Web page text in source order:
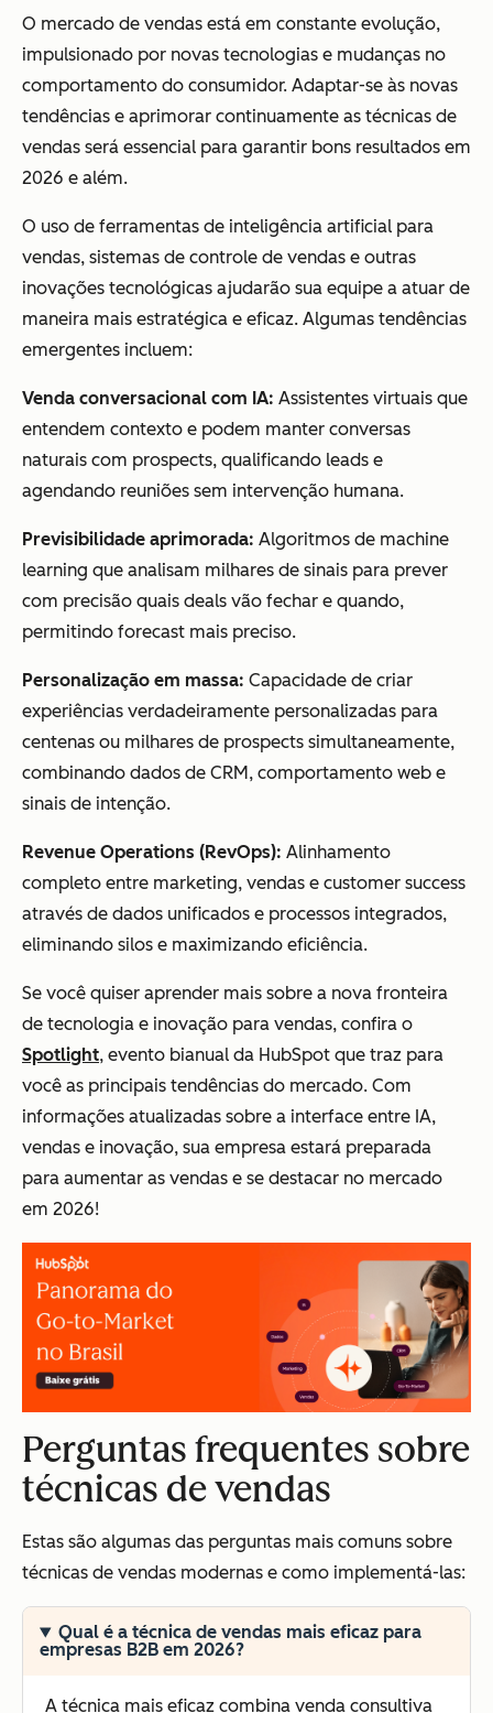
O mercado de vendas está em constante evolução,
impulsionado por novas tecnologias e mudanças no
comportamento do consumidor. Adaptar-se às novas
tendências e aprimorar continuamente as técnicas de
vendas será essencial para garantir bons resultados em
2026 e além.
O uso de ferramentas de inteligência artificial para
vendas, sistemas de controle de vendas e outras
inovações tecnológicas ajudarão sua equipe a atuar de
maneira mais estratégica e eficaz. Algumas tendências
emergentes incluem:
Venda conversacional com IA: Assistentes virtuais que
entendem contexto e podem manter conversas
naturais com prospects, qualificando leads e
agendando reuniões sem intervenção humana.
Previsibilidade aprimorada: Algoritmos de machine
learning que analisam milhares de sinais para prever
com precisão quais deals vão fechar e quando,
permitindo forecast mais preciso.
Personalização em massa: Capacidade de criar
experiências verdadeiramente personalizadas para
centenas ou milhares de prospects simultaneamente,
combinando dados de CRM, comportamento web e
sinais de intenção.
Revenue Operations (RevOps): Alinhamento
completo entre marketing, vendas e customer success
através de dados unificados e processos integrados,
eliminando silos e maximizando eficiência.
Se você quiser aprender mais sobre a nova fronteira
de tecnologia e inovação para vendas, confira o
Spotlight, evento bianual da HubSpot que traz para
você as principais tendências do mercado. Com
informações atualizadas sobre a interface entre IA,
vendas e inovação, sua empresa estará preparada
para aumentar as vendas e se destacar no mercado
em 2026!
Perguntas frequentes sobre
técnicas de vendas
Estas são algumas das perguntas mais comuns sobre
técnicas de vendas modernas e como implementá-las:
Qual é a técnica de vendas mais eficaz para
empresas B2B em 2026?
A técnica mais eficaz combina venda consultiva